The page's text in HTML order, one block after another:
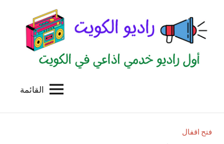
المحتوى
الكويت
للاعلانات
القائمة
فتح اقفال